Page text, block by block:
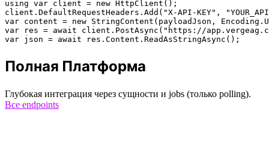
using var client = new HttpClient();
client.DefaultRequestHeaders.Add("X-API-KEY",
var content = new StringContent(payloadJson,
var res = await client.PostAsync("https://
var json = await res.Content.ReadAsStringAsync();
Полная Платформа
Глубокая интеграция через сущности и jobs (только polling).
Все endpoints